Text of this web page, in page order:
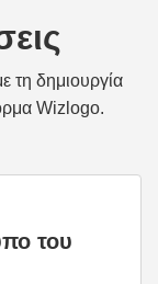
τη δημιουργία
Wizlogo.
του